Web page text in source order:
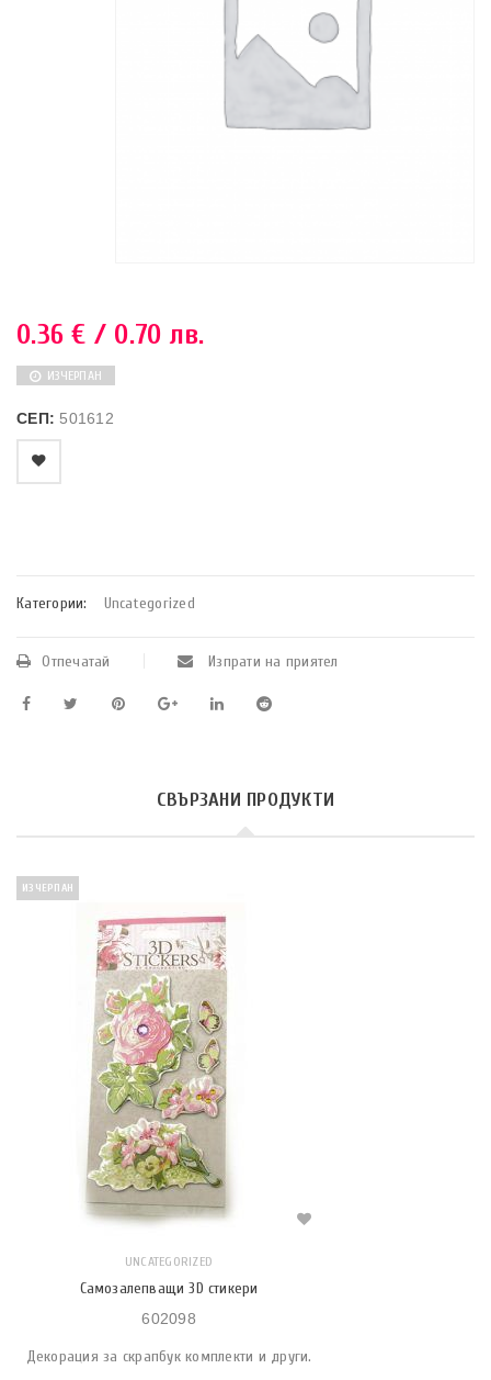
0.36€ / 0.70 лв.
ИЗЧЕРПАН
СЕП: 501612
Категории: Uncategorized
Отпечатай Изпрати на приятел
СВЪРЗАНИ ПРОДУКТИ
ИЗЧЕРПАН
UNCATEGORIZED
Самозалепващи 3D стикери
602098
Декорация за скрапбук комплекти и други.